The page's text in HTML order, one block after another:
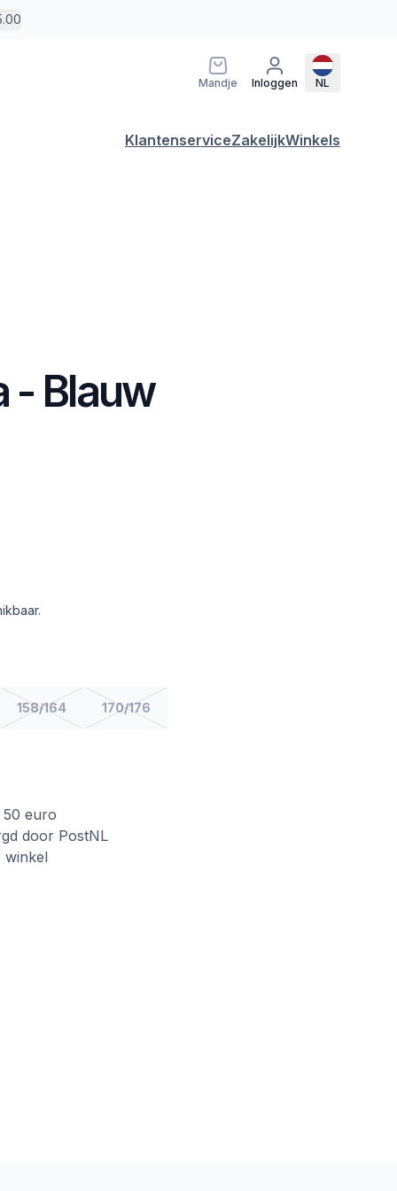
Mandje Inloggen NL
KlantenserviceZakelijkWinkels
- Blauw
158/164 170/176
50 euro
door PostNL
winkel